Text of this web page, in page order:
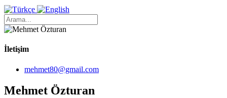
İletişim
mehmet80@gmail.com
Mehmet Özturan